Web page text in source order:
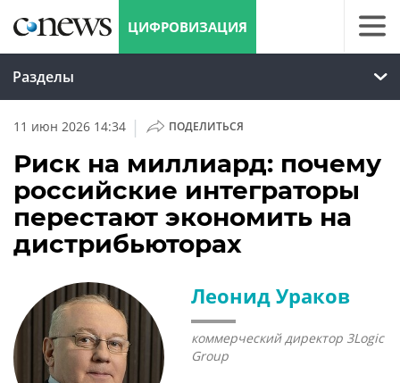
ЦИФРОВИЗАЦИЯ
Разделы
11 июн 2026 14:34 | ПОДЕЛИТЬСЯ
Риск на миллиард: почему
российские интеграторы
перестают экономить на
дистрибьюторах
Леонид Ураков
коммерческий директор 3Logic
Group